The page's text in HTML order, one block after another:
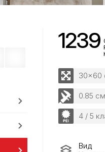
1239
30x60
0.85 см
4 / 5
Вид